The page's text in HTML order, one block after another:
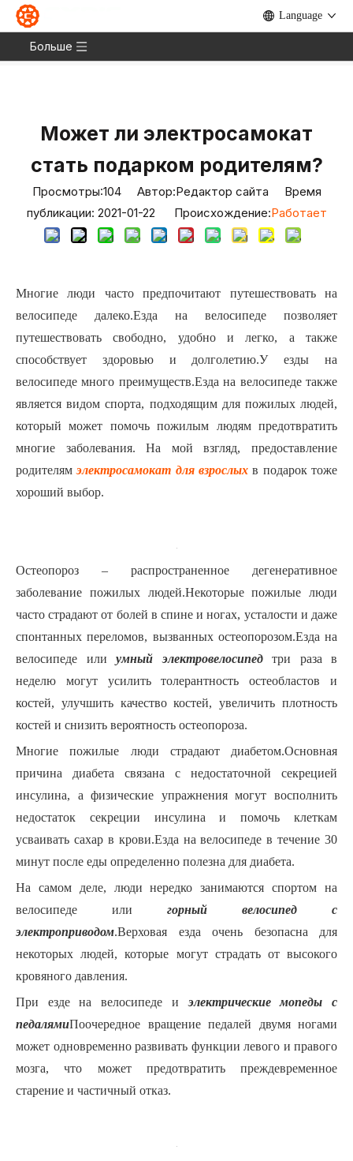
Language
Больше
Дом
электросамокат стать подарком родителям?
Может ли электросамокат
стать подарком родителям?
Просмотры:104Автор:Pедактор сайта Время
публикации: 2021-01-22 Происхождение:Работает
Многие люди часто предпочитают путешествовать на
велосипеде далеко.Езда на велосипеде позволяет
путешествовать свободно, удобно и легко, а также
способствует здоровью и долголетию.У езды на
велосипеде много преимуществ.Езда на велосипеде также
является видом спорта, подходящим для пожилых людей,
который может помочь пожилым людям предотвратить
многие заболевания. На мой взгляд, предоставление
родителямэлектросамокат для взрослых в подарок тоже
хороший выбор.
Остеопороз – распространенное дегенеративное
заболевание пожилых людей.Некоторые пожилые люди
часто страдают от болей в спине и ногах, усталости и даже
спонтанных переломов, вызванных остеопорозом.Езда на
велосипеде или умный электровелосипедтри раза в
неделю могут усилить толерантность остеобластов и
костей, улучшить качество костей, увеличить плотность
костей и снизить вероятность остеопороза.
Многие пожилые люди страдают диабетом.Основная
причина диабета связана с недостаточной секрецией
инсулина, а физические упражнения могут восполнить
недостаток секреции инсулина и помочь клеткам
усваивать сахар в крови.Езда на велосипеде в течение 30
минут после еды определенно полезна для диабета.
На самом деле, люди нередко занимаются спортом на
велосипеде или горный велосипед с
электроприводом.Верховая езда очень безопасна для
некоторых людей, которые могут страдать от высокого
кровяного давления.
При езде на велосипеде иэлектрические мопеды с
педалямиПоочередное вращение педалей двумя ногами
может одновременно развивать функции левого и правого
мозга, что может предотвратить преждевременное
старение и частичный отказ.